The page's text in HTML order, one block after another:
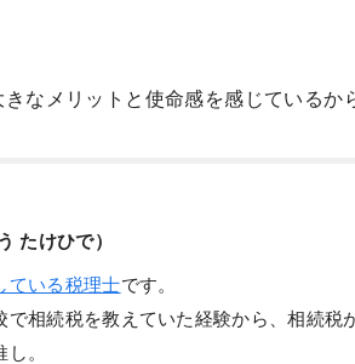
なメリットと使命感を感じているか
たけひで）
ている税理士です。
で相続税を教えていた経験から、相続税
。